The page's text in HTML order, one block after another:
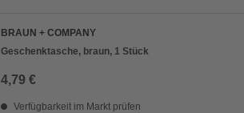
BRAUN + COMPANY
Geschenktasche, braun, 1 Stück
4,79 €
Verfügbarkeit im Markt prüfen